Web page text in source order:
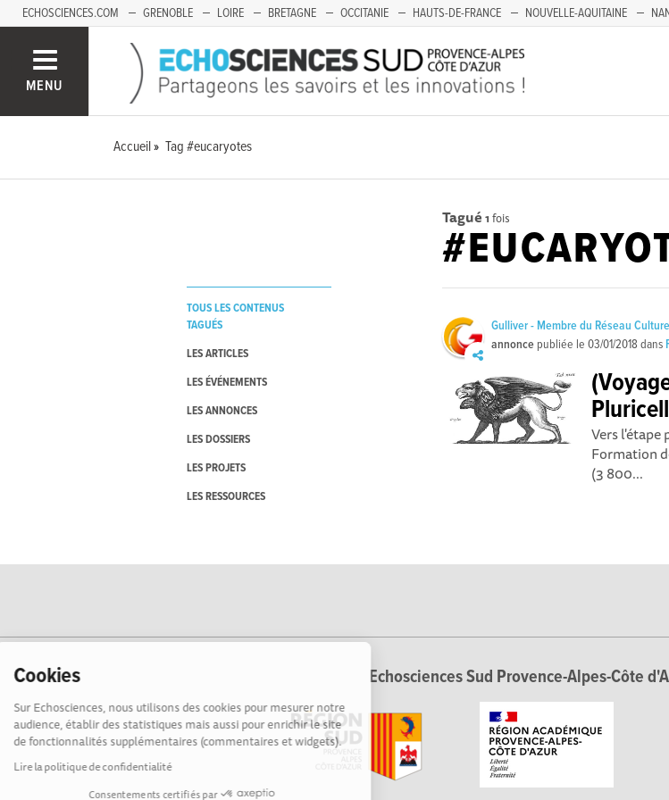
Cookies
Sur Echosciences, nous utilisons des cookies pour mesurer notre
audience, établir des statistiques mais aussi pour enrichir le site
de fonctionnalités supplémentaires (commentaires et widgets).
Lire la politique de confidentialité
Consentements certifiés par
ECHOSCIENCES.COM GRENOBLE LOIRE BRETAGNE OCCITANIE HAUTS-DE-FRANCE NOUVELLE-AQUITAINE
MENU
Accueil Tag #eucaryotes
TOUS LES CONTENUS
TAGUÉS
LES ARTICLES
LES ÉVÉNEMENTS
LES ANNONCES
LES DOSSIERS
LES PROJETS
LES RESSOURCES
Tagué 1 fois
Gulliver - Membre du Réseau
annonce publiée le03/01/2018 dans
Vers l'étape
Formation
(3 800...
Echosciences Sud Provence-Alpes-Côte